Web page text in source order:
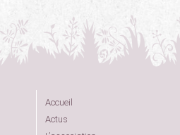
Accueil
Actus